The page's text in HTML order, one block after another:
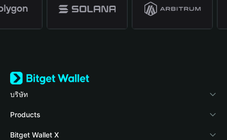
บริษัท
เกี่ยวกับ Bitget Wallet
Blog
Products
Crypto Card
Bitget Wallet X